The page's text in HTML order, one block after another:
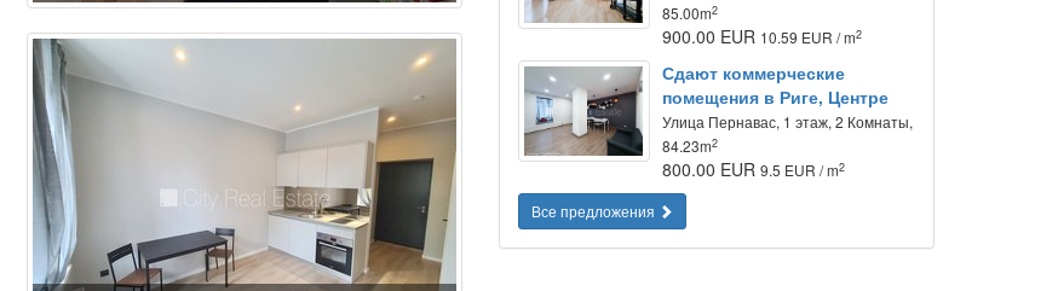
85.00m2
900.00 EUR 10.59 EUR / m2
Сдают коммерческие
помещения в Риге, Центре
Улица Пернавас, 1 этаж, 2 Комнаты,
84.23m2
800.00 EUR9.5 EUR / m2
Все предложения